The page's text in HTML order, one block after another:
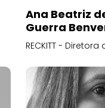
Ana Beatriz
Guerra
RECKITT -